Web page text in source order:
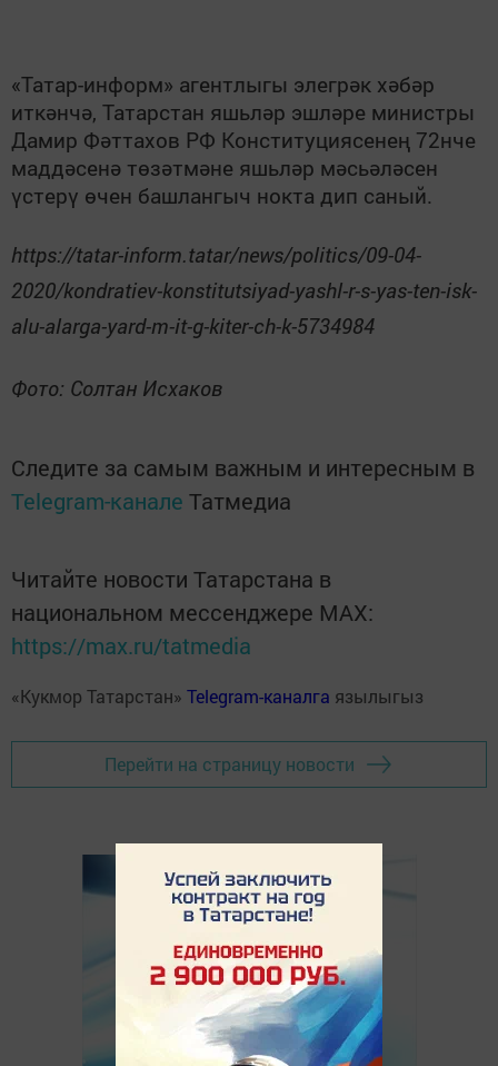
«Татар-информ» агентлыгы элегрәк хәбәр
иткәнчә, Татарстан яшьләр эшләре министры
Дамир Фәттахов РФ Конституциясенең 72нче
маддәсенә төзәтмәне яшьләр мәсьәләсен
үстерү өчен башлангыч нокта дип саный.
https://tatar-inform.tatar/news/politics/09-04-
2020/kondratiev-konstitutsiyad-yashl-r-s-yas-ten-isk-
alu-alarga-yard-m-it-g-kiter-ch-k-5734984
Фото: Солтан Исхаков
Следите за самым важным и интересным в
Telegram-канале Татмедиа
Читайте новости Татарстана в
национальном мессенджере MАХ:
https://max.ru/tatmedia
«Кукмор Татарстан» Telegram-каналга язылыгыз
Перейти на страницу новости